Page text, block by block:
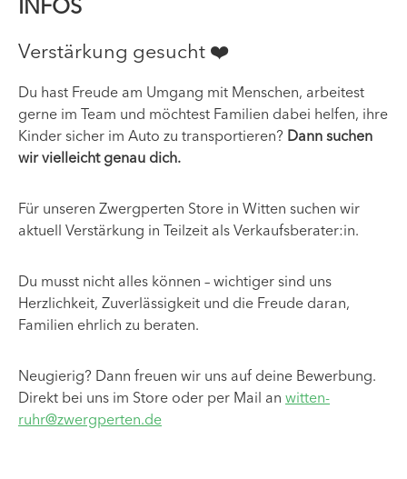
INFOS
Verstärkung gesucht ❤️
Du hast Freude am Umgang mit Menschen, arbeitest
gerne im Team und möchtest Familien dabei helfen, ihre
Kinder sicher im Auto zu transportieren? Dann suchen
wir vielleicht genau dich.
Für unseren Zwergperten Store in Witten suchen wir
aktuell Verstärkung in Teilzeit als Verkaufsberater:in.
Du musst nicht alles können – wichtiger sind uns
Herzlichkeit, Zuverlässigkeit und die Freude daran,
Familien ehrlich zu beraten.
Neugierig? Dann freuen wir uns auf deine Bewerbung.
Direkt bei uns im Store oder per Mail an witten-
ruhr@zwergperten.de